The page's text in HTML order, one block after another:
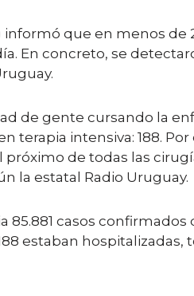
que en menos de
En concreto, se
de gente cursando la
terapia intensiva: 188.
de todas las
la estatal Radio Uruguay.
casos confirmados
estaban